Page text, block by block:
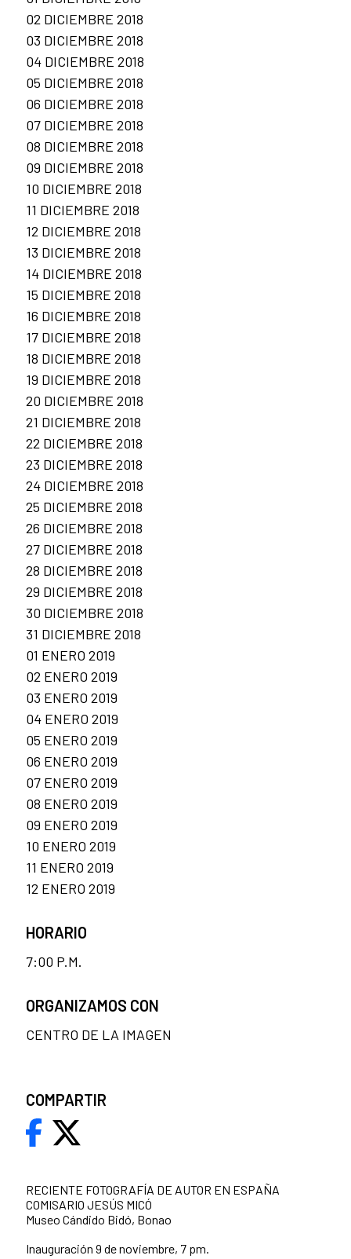
RECIENTE FOTOGRAFÍA DE AUTOR EN ESPAÑA
COMISARIO JESÚS MICÓ
Museo Cándido Bidó, Bonao
Inauguración 9 de noviembre, 7 pm.
02 DICIEMBRE 2018
03 DICIEMBRE 2018
04 DICIEMBRE 2018
05 DICIEMBRE 2018
06 DICIEMBRE 2018
07 DICIEMBRE 2018
08 DICIEMBRE 2018
09 DICIEMBRE 2018
10 DICIEMBRE 2018
11 DICIEMBRE 2018
12 DICIEMBRE 2018
13 DICIEMBRE 2018
14 DICIEMBRE 2018
15 DICIEMBRE 2018
16 DICIEMBRE 2018
17 DICIEMBRE 2018
18 DICIEMBRE 2018
19 DICIEMBRE 2018
20 DICIEMBRE 2018
21 DICIEMBRE 2018
22 DICIEMBRE 2018
23 DICIEMBRE 2018
24 DICIEMBRE 2018
25 DICIEMBRE 2018
26 DICIEMBRE 2018
27 DICIEMBRE 2018
28 DICIEMBRE 2018
29 DICIEMBRE 2018
30 DICIEMBRE 2018
31 DICIEMBRE 2018
01 ENERO 2019
02 ENERO 2019
03 ENERO 2019
04 ENERO 2019
05 ENERO 2019
06 ENERO 2019
07 ENERO 2019
08 ENERO 2019
09 ENERO 2019
10 ENERO 2019
11 ENERO 2019
12 ENERO 2019
HORARIO
7:00 P.M.
ORGANIZAMOS CON
CENTRO DE LA IMAGEN
COMPARTIR